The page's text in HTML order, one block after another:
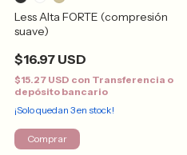
Less Alta FORTE (compresión
suave)
$16.97 USD
$15.27 USD con Transferencia o
depósito bancario
¡Solo quedan 3en stock!
Comprar